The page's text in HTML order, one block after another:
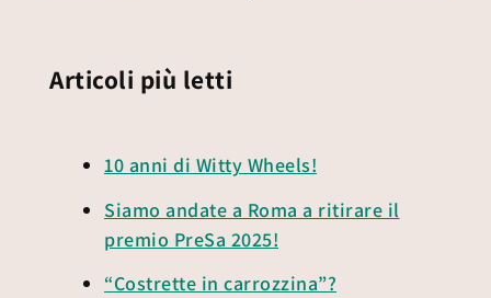
Articoli più letti
10 anni di Witty Wheels!
Siamo andate a Roma a ritirare il
premio PreSa 2025!
“Costrette in carrozzina”?